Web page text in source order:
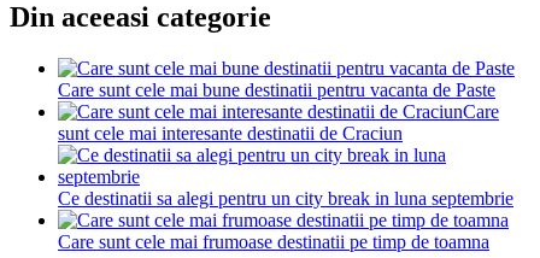
Din aceeasi categorie
Care sunt cele mai bune destinatii pentru vacanta de Paste
Care
sunt cele mai interesante destinatii de Craciun
Ce destinatii sa alegi pentru un city break in luna septembrie
Care sunt cele mai frumoase destinatii pe timp de toamna